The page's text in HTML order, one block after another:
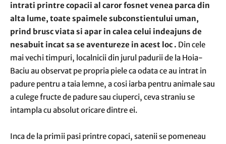
intrati printre copacii al caror fosnet venea parca din
alta lume, toate spaimele subconstientului uman,
prind brusc viata si apar in calea celui indeajuns de
nesabuit incat sa se aventureze in acest loc . Din cele
mai vechi timpuri, localnicii din jurul padurii de la Hoia-
Baciu au observat pe propria piele ca odata ce au intrat in
padure pentru a taia lemne, a cosi iarba pentru animale sau
a culege fructe de padure sau ciuperci, ceva straniu se
intampla cu absolut oricare dintre ei.
Inca de la primii pasi printre copaci, satenii se pomeneau